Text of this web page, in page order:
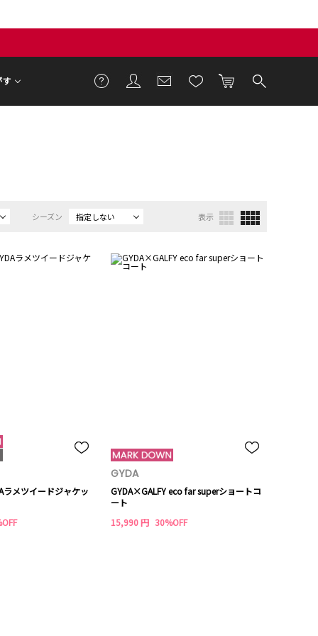
す
シーズン 指定しない 表示
ラメツイードジャケッ
GYDA
GYDA×GALFY eco far superショートコ
ート
15,990 円 30%OFF